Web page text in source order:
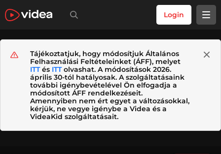
Login
Tájékoztatjuk, hogy módosítjuk Általános
Felhasználási Feltételeinket (ÁFF), melyet
ITTés ITTolvashat. A módosítások 2026.
április 30-tól hatályosak. A szolgáltatásaink
további igénybevételével Ön elfogadja a
módosított ÁFF rendelkezéseit.
Amennyiben nem ért egyet a változásokkal,
kérjük, ne vegye igénybe a Videa és a
VideaKid szolgáltatásait.